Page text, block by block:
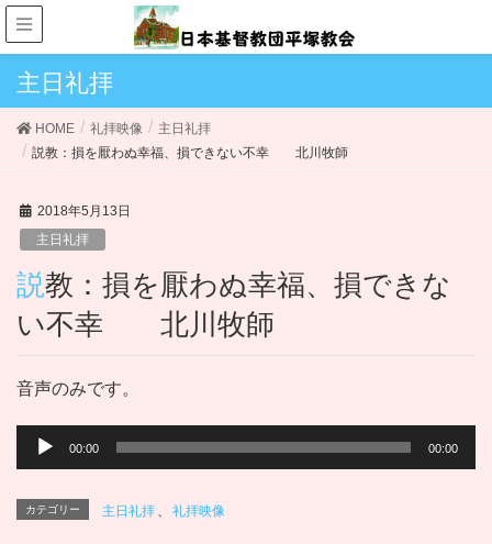
主日礼拝
HOME 礼拝映像
主日礼拝
説教：損を厭わぬ幸福、損できない不幸 北川牧師
2018年5月13日
主日礼拝
説教：損を厭わぬ幸福、損できな
い不幸 北川牧師
音声のみです。
レ
00:00 00:00
カテゴリー 主日礼拝 、 礼拝映像